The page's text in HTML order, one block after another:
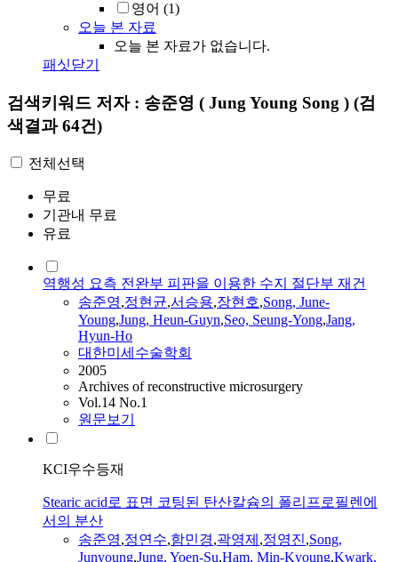
영어 (1)
오늘 본 자료
오늘 본 자료가 없습니다.
패싯닫기
검색키워드 저자 : 송준영 ( Jung Young Song ) (검
색결과 64건)
전체선택
무료
기관내 무료
유료
역행성 요측 전완부 피판을 이용한 수지 절단부 재건
송준영,정현균,서승용,장현호,Song, June-
Young,Jung, Heun-Guyn,Seo, Seung-Yong,Jang,
Hyun-Ho
대한미세수술학회
2005
Archives of reconstructive microsurgery
Vol.14 No.1
원문보기
KCI우수등재
Stearic acid로 표면 코팅된 탄산칼슘의 폴리프로필렌에
서의 분산
송준영,정연수,함민경,곽영제 ,정영진,Song,
Junyoung,Jung, Yoen-Su,Ham, Min-Kyoung,Kwark,